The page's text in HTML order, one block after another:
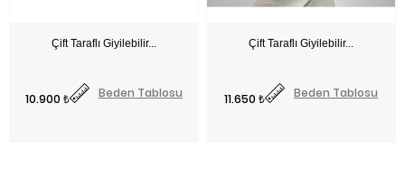
10.900 ₺
Beden Tablosu
11.650 ₺
Beden Tablosu